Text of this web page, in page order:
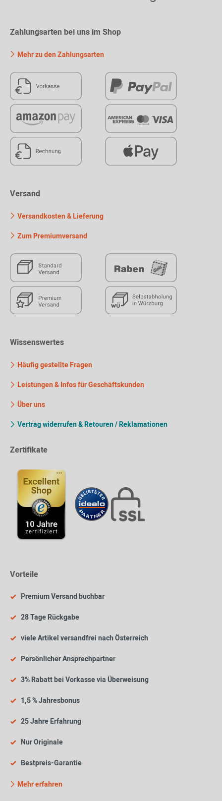
Zahlungsarten bei uns im Shop
Mehr zu den Zahlungsarten
Versand
Versandkosten & Lieferung
Zum Premiumversand
Wissenswertes
Häufig gestellte Fragen
Leistungen & Infos für Geschäftskunden
Über uns
Vertrag widerrufen & Retouren / Reklamationen
Zertifikate
Vorteile
Premium Versand buchbar
28 Tage Rückgabe
viele Artikel versandfrei nach Österreich
Persönlicher Ansprechpartner
3% Rabatt bei Vorkasse via Überweisung
1,5 % Jahresbonus
25 Jahre Erfahrung
Nur Originale
Bestpreis-Garantie
Mehr erfahren